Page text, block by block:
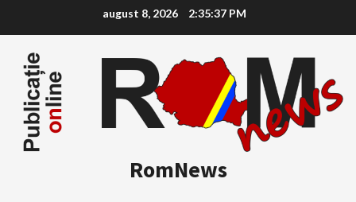
content
august 8, 2026 2:35:38 PM
RomNews